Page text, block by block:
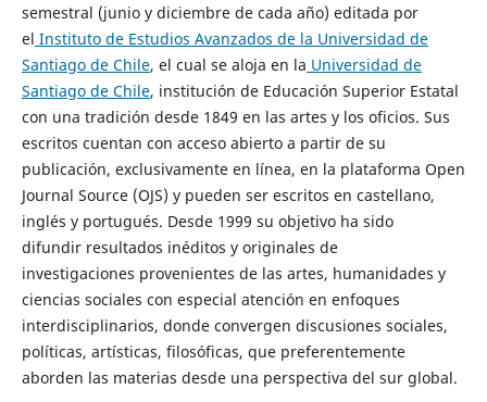
semestral (junio y diciembre de cada año) editada por
el Instituto de Estudios Avanzados de la Universidad de
Santiago de Chile, el cual se aloja en la Universidad de
Santiago de Chile, institución de Educación Superior Estatal
con una tradición desde 1849 en las artes y los oficios. Sus
escritos cuentan con acceso abierto a partir de su
publicación, exclusivamente en línea, en la plataforma Open
Journal Source (OJS) y pueden ser escritos en castellano,
inglés y portugués. Desde 1999 su objetivo ha sido
difundir resultados inéditos y originales de
investigaciones provenientes de las artes, humanidades y
ciencias sociales con especial atención en enfoques
interdisciplinarios, donde convergen discusiones sociales,
políticas, artísticas, filosóficas, que preferentemente
aborden las materias desde una perspectiva del sur global.